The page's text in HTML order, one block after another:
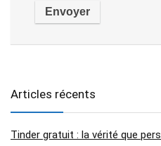
Articles récents
Tinder gratuit : la vérité que